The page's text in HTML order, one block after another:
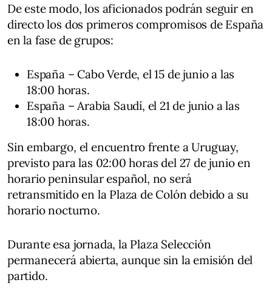
De este modo, los aficionados podrán seguir en
directo los dos primeros compromisos de España
en la fase de grupos:
España – Cabo Verde, el 15 de junio a las
18:00 horas.
España – Arabia Saudí, el 21 de junio a las
18:00 horas.
Sin embargo, el encuentro frente a Uruguay,
previsto para las 02:00 horas del 27 de junio en
horario peninsular español, no será
retransmitido en la Plaza de Colón debido a su
horario nocturno.
Durante esa jornada, la Plaza Selección
permanecerá abierta, aunque sin la emisión del
partido.